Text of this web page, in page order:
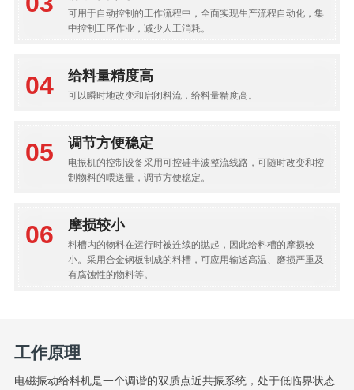
可用于自动控制的工作流程中，全面实现生产流程自动化，集
中控制工序作业，减少人工消耗。
给料量精度高
可以瞬时地改变和启闭料流，给料量精度高。
调节方便稳定
电振机的控制设备采用可控硅半波整流线路，可随时改变和控
制物料的喂送量，调节方便稳定。
摩损较小
料槽内的物料在运行时被连续的抛起，因此给料槽的摩损较
小。采用合金钢板制成的料槽，可应用输送高温、磨损严重及
有腐蚀性的物料等。
工作原理
电磁振动给料机是一个调谐的双质点近共振系统，处于低临界状态